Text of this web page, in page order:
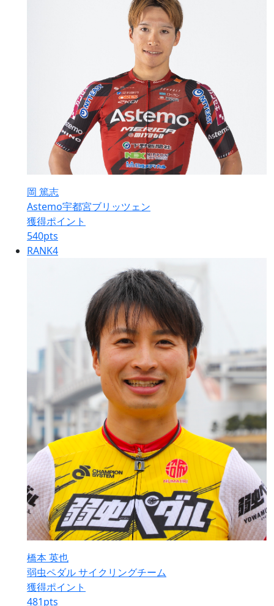
岡 篤志
Astemo宇都宮ブリッツェン
獲得ポイント
540pts
RANK4
橋本 英也
弱虫ペダル サイクリングチーム
獲得ポイント
481pts